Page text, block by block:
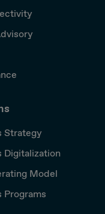
Strategy
Digitalization
Model
Programs